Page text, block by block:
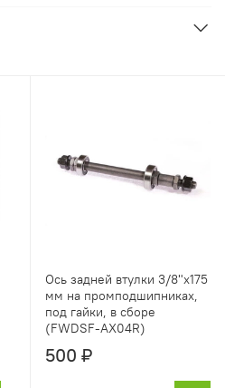
Ось задней втулки 3/8"x175
мм на промподшипниках,
под гайки, в сборе
(FWDSF-AX04R)
500 ₽